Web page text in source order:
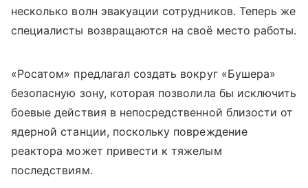
несколько волн эвакуации сотрудников. Теперь же
специалисты возвращаются на своё место работы.
«Росатом» предлагал создать вокруг «Бушера»
безопасную зону, которая позволила бы исключить
боевые действия в непосредственной близости от
ядерной станции, поскольку повреждение
реактора может привести к тяжелым
последствиям.